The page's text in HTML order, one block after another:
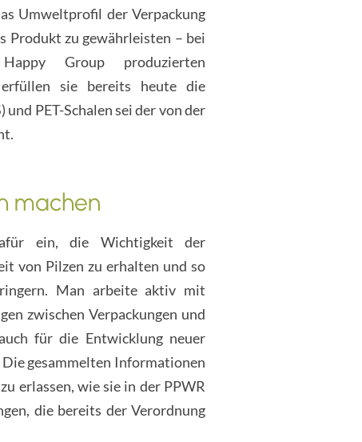
Umweltprofil der Verpackung
Produkt zu gewährleisten – bei
Group produzierten
erfüllen sie bereits heute die
PET-Schalen sei der von der
machen
ein, die Wichtigkeit der
von Pilzen zu erhalten und so
Man arbeite aktiv mit
zwischen Verpackungen und
für die Entwicklung neuer
gesammelten Informationen
erlassen, wie sie in der PPWR
die bereits der Verordnung